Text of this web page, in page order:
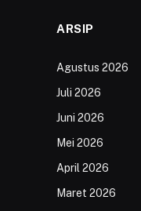
ARSIP
Agustus 2026
Juli 2026
Juni 2026
Mei 2026
April 2026
Maret 2026